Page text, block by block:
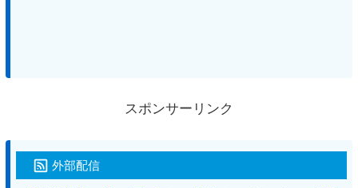
スポンサーリンク
外部配信